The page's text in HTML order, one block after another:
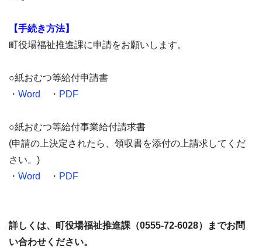
【手続き方法】
町役場福祉推進課に申請をお願いします。
○紙おむつ等給付申請書
・ Word ・ PDF
○紙おむつ等給付事業給付請求書
(申請の上決定されたら、領収書を添付の上請求してくだ
さい。)
・ Word ・ PDF
詳しくは、町役場福祉推進課（0555-72-6028）までお問
い合わせください。